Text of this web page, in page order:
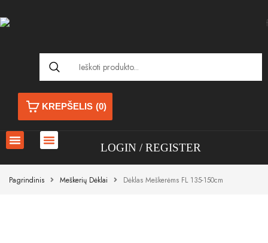
KREPŠELIS (0)
LOGIN REGISTER
Pagrindinis Meškerių Dėklai Dėklas Meškerėms FL 135-150cm